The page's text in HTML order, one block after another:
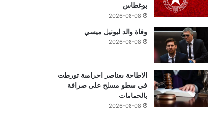
بوغطاس
2026-08-08
وفاة والد ليونيل ميسي
2026-08-08
الاطاحة بعناصر اجرامية تورطت
في سطو مسلح على صرافة
بالحمامات
2026-08-08